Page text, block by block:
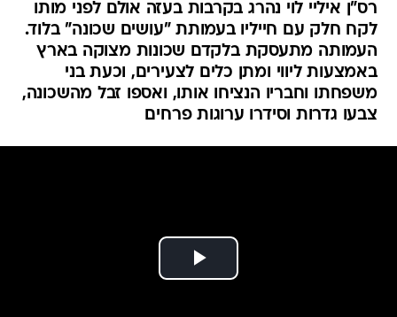
רס"ן איליי לוי נהרג בקרבות בעזה אולם לפני מותו
לקח חלק עם חייליו בעמותת "עושים שכונה" בלוד.
העמותה מתעסקת בלקדם שכונות מצוקה בארץ
באמצעות ליווי ומתן כלים לצעירים, וכעת בני
משפחתו וחבריו הנציחו אותו, ואספו זבל מהשכונה,
צבעו גדרות וסידרו ערוגות פרחים